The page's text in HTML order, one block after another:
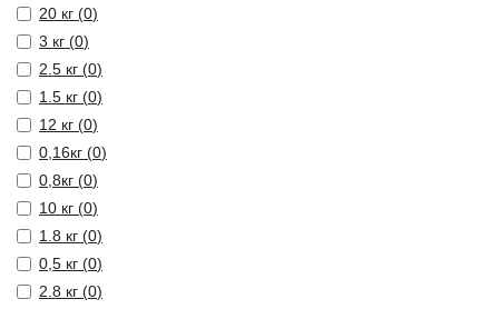
20 кг (0)
3 кг (0)
2.5 кг (0)
1.5 кг (0)
12 кг (0)
0,16кг (0)
0,8кг (0)
10 кг (0)
1.8 кг (0)
0,5 кг (0)
2.8 кг (0)